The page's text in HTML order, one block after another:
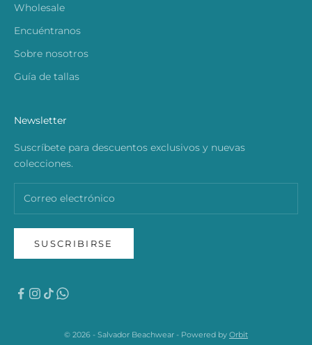
Wholesale
Encuéntranos
Sobre nosotros
Guía de tallas
Newsletter
Suscríbete para descuentos exclusivos y nuevas
colecciones.
SUSCRIBIRSE
© 2026 - Salvador Beachwear - Powered by Orbit